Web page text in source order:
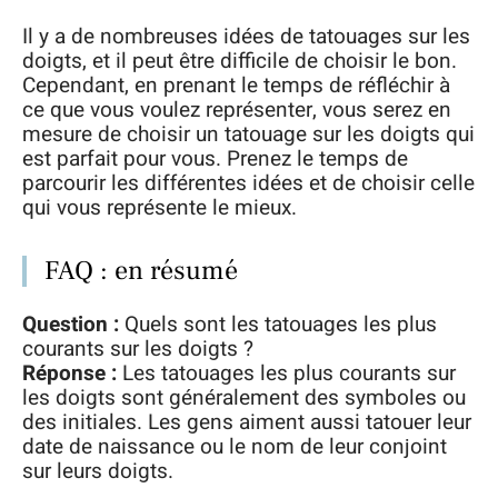
Il y a de nombreuses idées de tatouages sur les
doigts, et il peut être difficile de choisir le bon.
Cependant, en prenant le temps de réfléchir à
ce que vous voulez représenter, vous serez en
mesure de choisir un tatouage sur les doigts qui
est parfait pour vous. Prenez le temps de
parcourir les différentes idées et de choisir celle
qui vous représente le mieux.
FAQ : en résumé
Question : Quels sont les tatouages les plus
courants sur les doigts ?
Réponse : Les tatouages les plus courants sur
les doigts sont généralement des symboles ou
des initiales. Les gens aiment aussi tatouer leur
date de naissance ou le nom de leur conjoint
sur leurs doigts.